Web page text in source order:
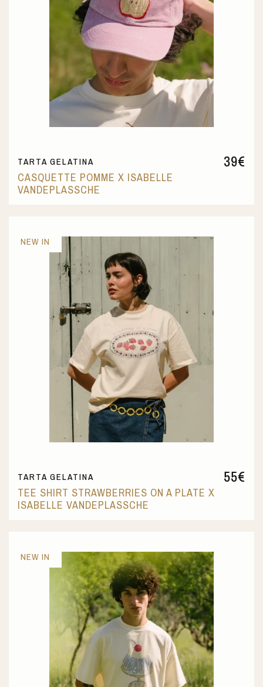
39€
TARTA GELATINA
CASQUETTE POMME X ISABELLE
VANDEPLASSCHE
55€
TARTA GELATINA
TEE SHIRT STRAWBERRIES ON A PLATE X
ISABELLE VANDEPLASSCHE
NEW IN
NEW IN